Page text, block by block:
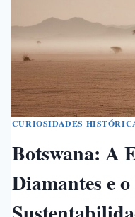
CURIOSIDADES
Botswana: A
Diamantes e